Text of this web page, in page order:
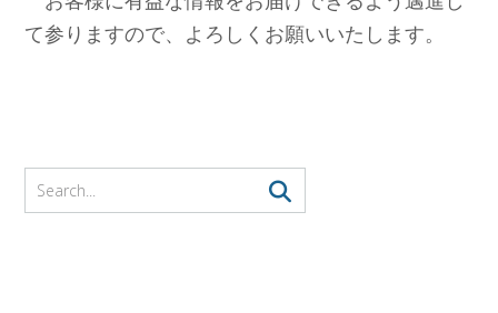
て参りますので、よろしくお願いいたします。